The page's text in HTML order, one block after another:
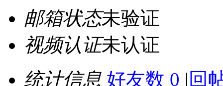
邮箱状态未验证
视频认证未认证
统计信息 好友数 0 | 回